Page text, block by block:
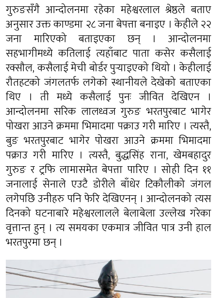
गुरुङसँगै आन्दोलनमा रहेका महेश्वरलाल श्रेष्ठले बताए
अनुसार उक्त काण्डमा २८ जना बेपत्ता बनाइए । केहीले २२
जना मारिएको बताइएका छन् । आन्दोलनमा
सहभागीमध्ये कतिलाई त्यहाँबाट पाता कसेर कसैलाई
रक्सौल, कसैलाई मेची बोर्डर पुर्‍याइएको थियो । केहीलाई
रौतहटको जंगलतर्फ लगेको स्थानीयले देखेको बताएका
थिए । ती मध्ये कसैलाई पुनः जीवित देखिएन ।
आन्दोलनमा सरिक लालध्वज गुरुङ भरतपुरबाट भागेर
पोखरा आउने क्रममा भिमादमा पक्राउ गरी मारिए । त्यस्तै,
बुङ भरतपुरबाट भागेर पोखरा आउने क्रममा भिमादमा
पक्राउ गरी मारिए । त्यस्तै, बुद्धसिंह राना, खेमबहादुर
गुरुङ र ट्रफि लामासमेत बेपत्ता पारिए । सोही दिन ११
जनालाई सेनाले एउटै डोरीले बाँधेर टिकौलीको जंगल
लगेपछि उनीहरु पनि फेरि देखिएनन् । आन्दोलनको त्यस
दिनको घटनाबारे महेश्वरलालले बेलाबेला उल्लेख गरेका
वृत्तान्त हुन् । त्य समयका एकमात्र जीवित पात्र उनी हाल
भरतपुरमा छन् ।